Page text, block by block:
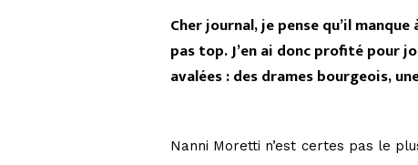
Cher journal, je pense qu’il
pas top. J’en ai donc profité pour
avalées : des drames bourgeois,
Nanni Moretti n’est certes pas le